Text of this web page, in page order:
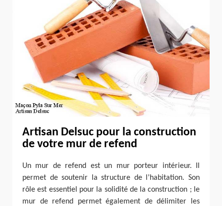
Artisan Delsuc pour la construction
de votre mur de refend
Un mur de refend est un mur porteur intérieur. Il
permet de soutenir la structure de l’habitation. Son
rôle est essentiel pour la solidité de la construction ; le
mur de refend permet également de délimiter les